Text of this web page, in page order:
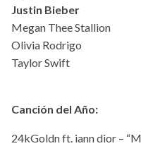
Justin Bieber
Megan Thee Stallion
Olivia Rodrigo
Taylor Swift
Canción del Año:
24kGoldn ft. iann dior –